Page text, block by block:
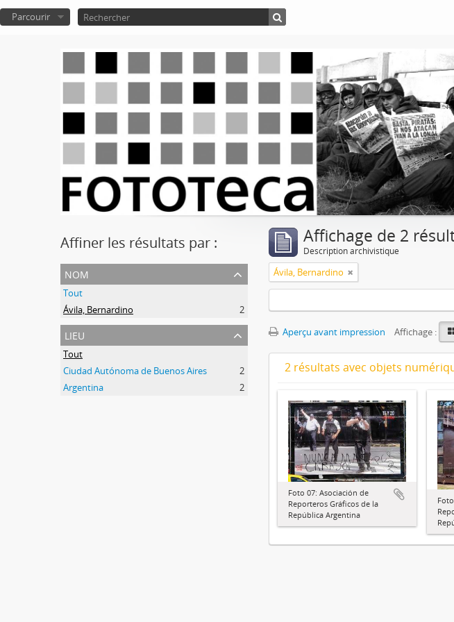
Parcourir
Affiner les résultats par :
nom
Tout
Ávila, Bernardino
2
lieu
Tout
Ciudad Autónoma de Buenos Aires
2
Argentina
2
Affichage de 2
Description archivistique
Ávila, Bernardino
Aperçu avant impression Affichage :
2 résultats avec objets
Foto 07: Asociación de
Reporteros Gráficos de la
República Argentina